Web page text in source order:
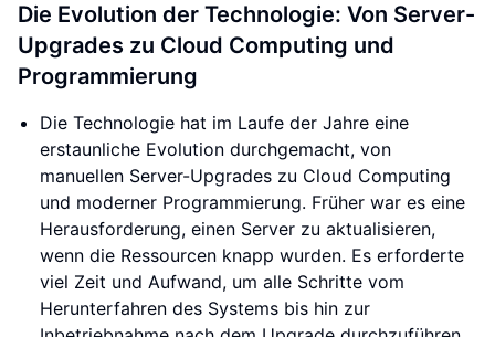
Die Evolution der Technologie: Von Server-
Upgrades zu Cloud Computing und
Programmierung
Die Technologie hat im Laufe der Jahre eine
erstaunliche Evolution durchgemacht, von
manuellen Server-Upgrades zu Cloud Computing
und moderner Programmierung. Früher war es eine
Herausforderung, einen Server zu aktualisieren,
wenn die Ressourcen knapp wurden. Es erforderte
viel Zeit und Aufwand, um alle Schritte vom
Herunterfahren des Systems bis hin zur